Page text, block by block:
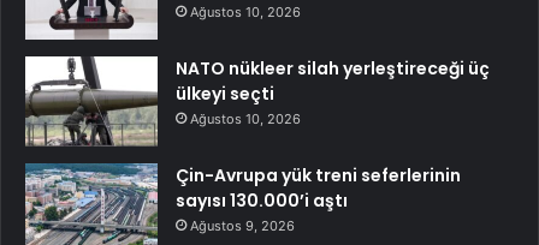
Ağustos 10, 2026
NATO nükleer silah yerleştireceği üç
ülkeyi seçti
Ağustos 10, 2026
Çin-Avrupa yük treni seferlerinin
sayısı 130.000’i aştı
Ağustos 9, 2026